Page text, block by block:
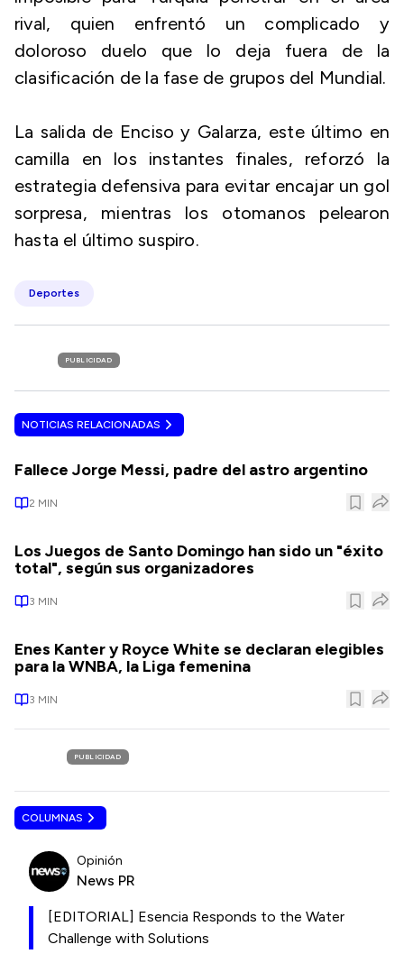
rival, quien enfrentó un complicado y
doloroso duelo que lo deja fuera de la
clasificación de la fase de grupos del Mundial.
La salida de Enciso y Galarza, este último en
camilla en los instantes finales, reforzó la
estrategia defensiva para evitar encajar un gol
sorpresa, mientras los otomanos pelearon
hasta el último suspiro.
Deportes
PUBLICIDAD
NOTICIAS RELACIONADAS
Fallece Jorge Messi, padre del astro argentino
2 MIN
Los Juegos de Santo Domingo han sido un "éxito
total", según sus organizadores
3 MIN
Enes Kanter y Royce White se declaran elegibles
para la WNBA, la Liga femenina
3 MIN
PUBLICIDAD
COLUMNAS
Opinión
News PR
[EDITORIAL] Esencia Responds to the Water
Challenge with Solutions